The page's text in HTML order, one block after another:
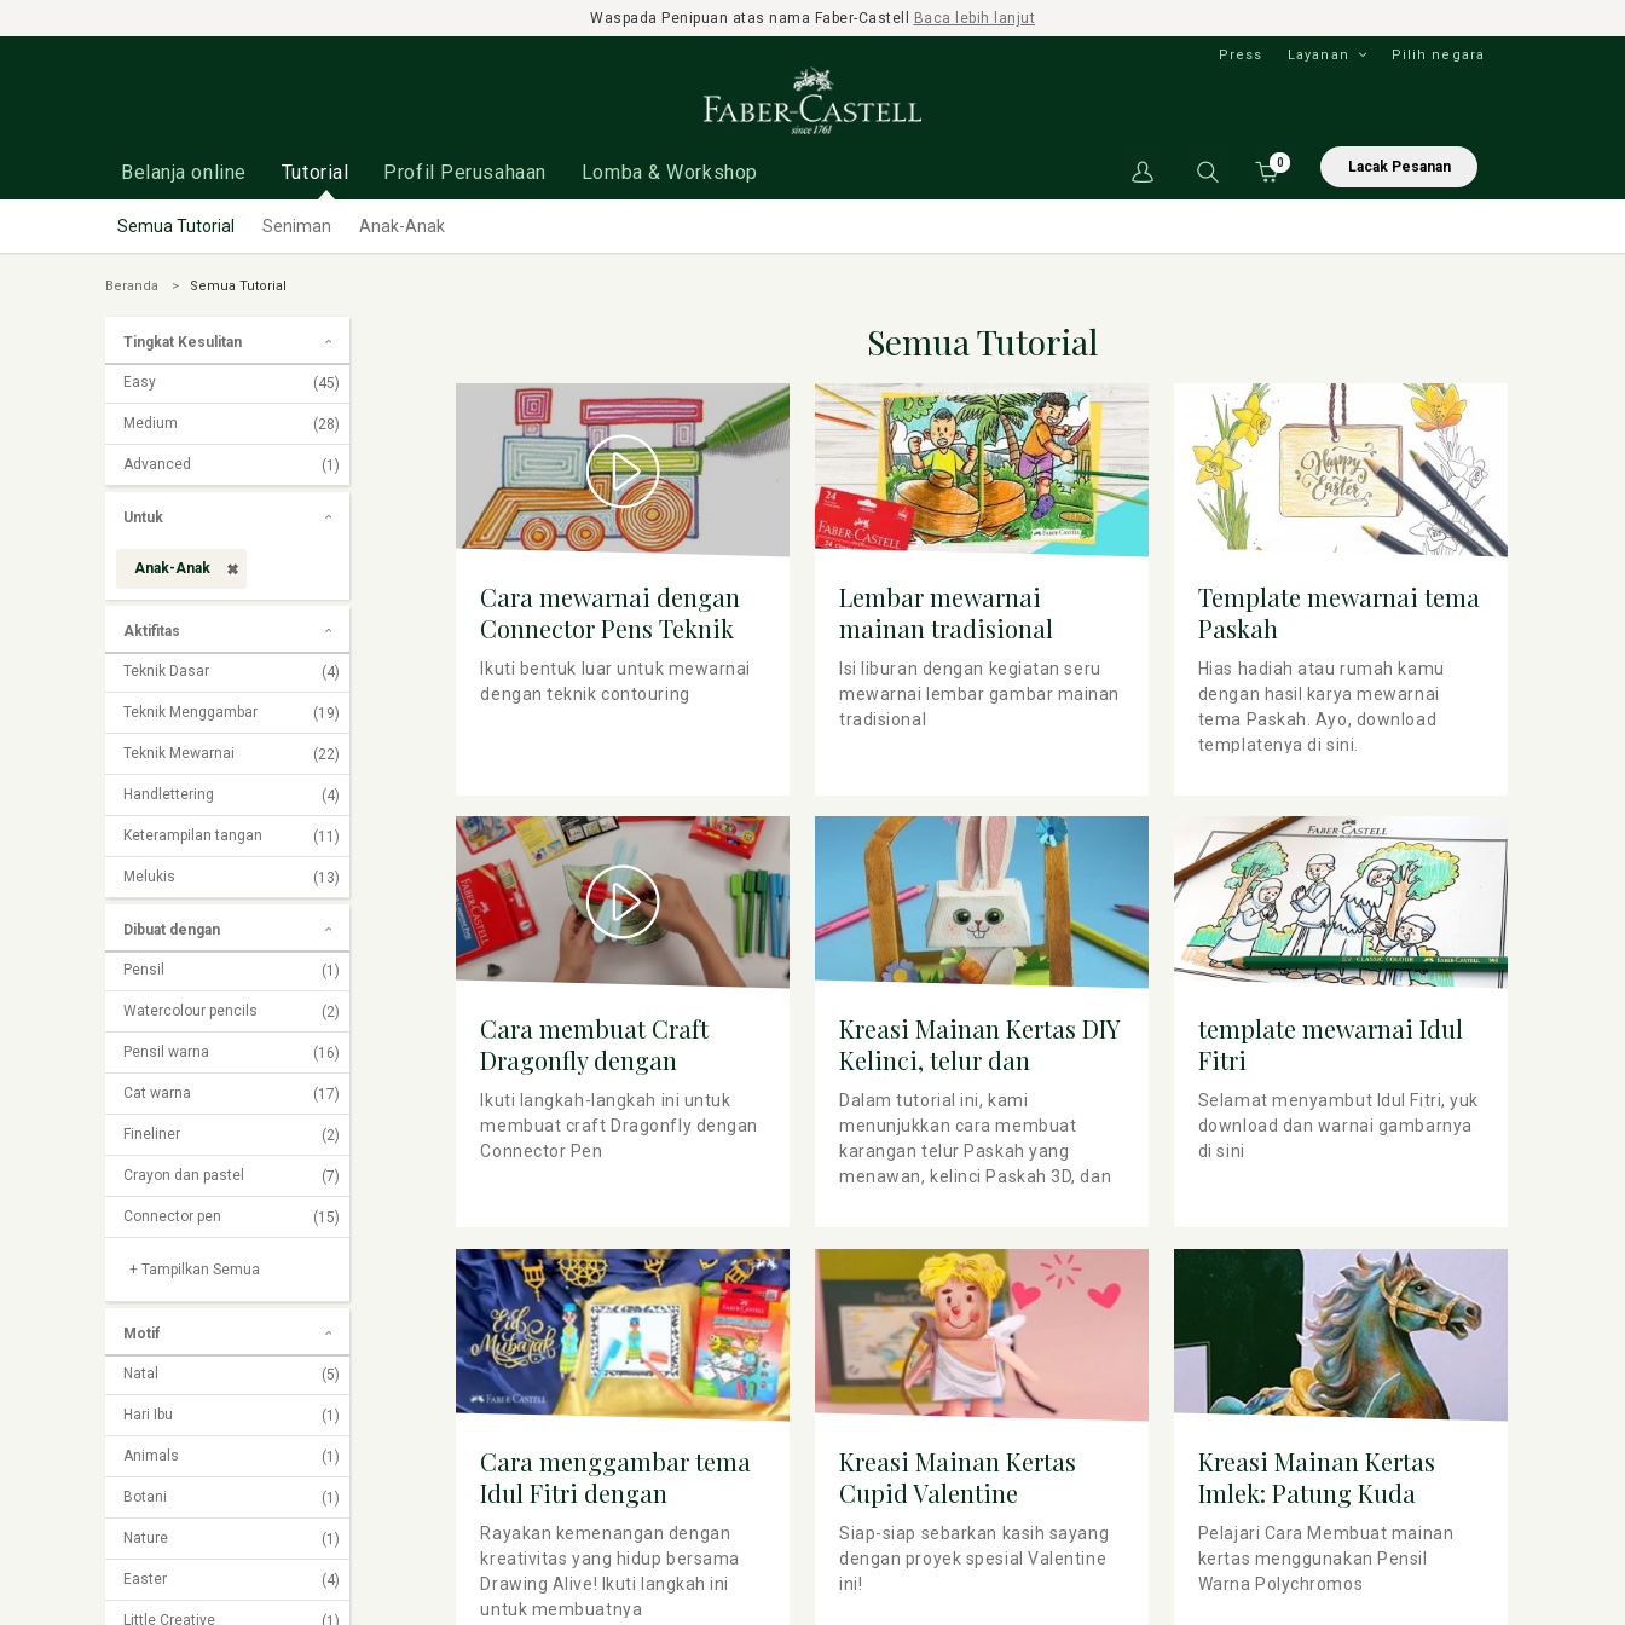
Waspada Penipuan atas nama Faber-Castell Baca lebih lanjut
Belanja online Tutorial Profil Perusahaan Lomba & Workshop
Press Layanan Pilih negara
0 Lacak Pesanan
Semua Tutorial Seniman Anak-Anak
Beranda Semua Tutorial
Tingkat Kesulitan
Easy (45)
Medium (28)
Advanced (1)
Untuk
Anak-Anak
Aktifitas
Teknik Dasar (4)
Teknik Menggambar (19)
Teknik Mewarnai (22)
Handlettering (4)
Keterampilan tangan (11)
Melukis (13)
Dibuat dengan
Pensil (1)
Watercolour pencils (2)
Pensil warna (16)
Cat warna (17)
Fineliner (2)
Crayon dan pastel (7)
Connector pen (15)
+ Tampilkan Semua
Motif
Natal (5)
Hari Ibu (1)
Animals (1)
Botani (1)
Nature (1)
Easter (4)
Little Creative (1)
Semua Tutorial
Cara mewarnai dengan
Connector Pens Teknik
Contouring
Ikuti bentuk luar untuk mewarnai
dengan teknik contouring
Lembar mewarnai
mainan tradisional
Isi liburan dengan kegiatan seru
mewarnai lembar gambar mainan
tradisional
Template mewarnai tema
Paskah
Hias hadiah atau rumah kamu
dengan hasil karya mewarnai
tema Paskah. Ayo, download
templatenya di sini.
Cara membuat Craft
Dragonfly dengan
Connector Pen
Ikuti langkah-langkah ini untuk
membuat craft Dragonfly dengan
Connector Pen
Kreasi Mainan Kertas DIY
Kelinci, telur dan
keranjang Paskah
Dalam tutorial ini, kami
menunjukkan cara membuat
karangan telur Paskah yang
menawan, kelinci Paskah 3D, dan
template mewarnai Idul
Fitri
Selamat menyambut Idul Fitri, yuk
download dan warnai gambarnya
di sini
Cara menggambar tema
Idul Fitri dengan
Drawing Alive
Rayakan kemenangan dengan
kreativitas yang hidup bersama
Drawing Alive! Ikuti langkah ini
untuk membuatnya
Kreasi Mainan Kertas
Cupid Valentine
Siap-siap sebarkan kasih sayang
dengan proyek spesial Valentine
ini!
Kreasi Mainan Kertas
Imlek: Patung Kuda
Menggunakan
Polychromos
Pelajari Cara Membuat mainan
kertas menggunakan Pensil
Warna Polychromos